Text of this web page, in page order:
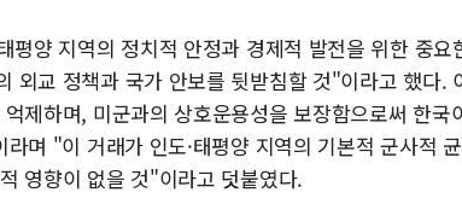
평양 지역의 정치적 안정과 경제적 발전을 위한 중요
외교 정책과 국가 안보를 뒷받침할 것"이라고 했다.
제하며, 미군과의 상호운용성을 보장함으로써 한국
며 "이 거래가 인도·태평양 지역의 기본적 군사적
영향이 없을 것"이라고 덧붙였다.